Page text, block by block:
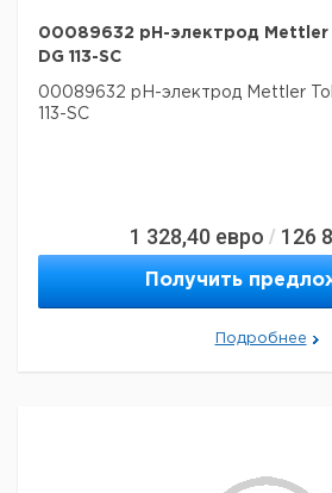
00089632 pH-электрод Mettler
DG 113-SC
00089632 pH-электрод Mettler
113-SC
1 328,40 евро / 126
Получить
Подробнее